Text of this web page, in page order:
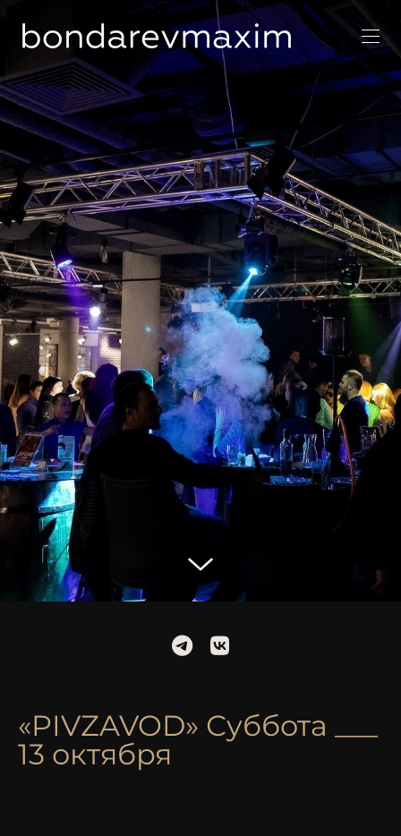
«PIVZAVOD» Суббота ___
13 октября